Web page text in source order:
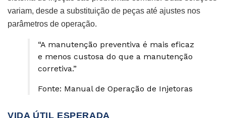
variam, desde a substituição de peças até ajustes nos
parâmetros de operação.
“A manutenção preventiva é mais eficaz
e menos custosa do que a manutenção
corretiva.”
Fonte: Manual de Operação de Injetoras
VIDA ÚTIL ESPERADA